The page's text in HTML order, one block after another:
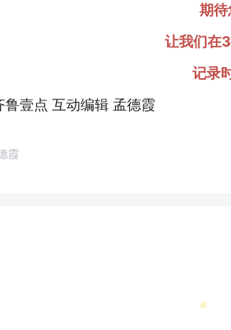
期
让我们在
记录
鲁壹点 互动编辑 孟德霞
霞